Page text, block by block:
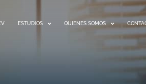
ESTUDIOS QUIENES SOMOS